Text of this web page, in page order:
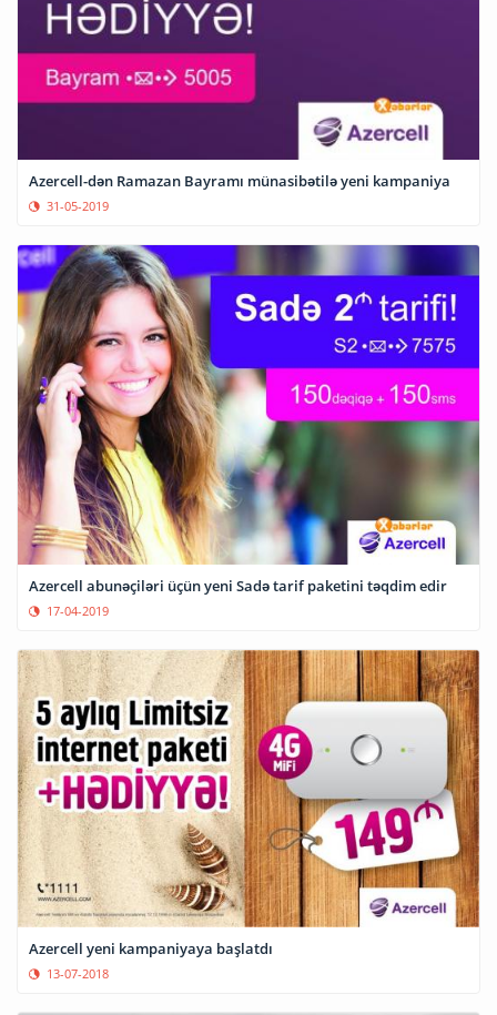
Azercell-dən Ramazan Bayramı münasibətilə yeni kampaniya
31-05-2019
Azercell abunəçiləri üçün yeni Sadə tarif paketini təqdim edir
17-04-2019
Azercell yeni kampaniyaya başlatdı
13-07-2018